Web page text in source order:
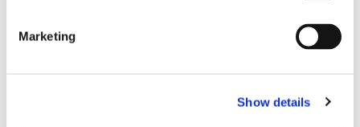
Marketing
Show details